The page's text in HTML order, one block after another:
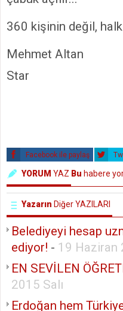
360 kişinin değil, halk
Mehmet Altan
Star
Facebook ile paylaş
YORUM YAZ Bu habere
Yazarın Diğer YAZILARI
Belediyeyi hesap
ediyor! - 19 Haziran
EN SEVİLEN
2015 Salı
Erdoğan hem